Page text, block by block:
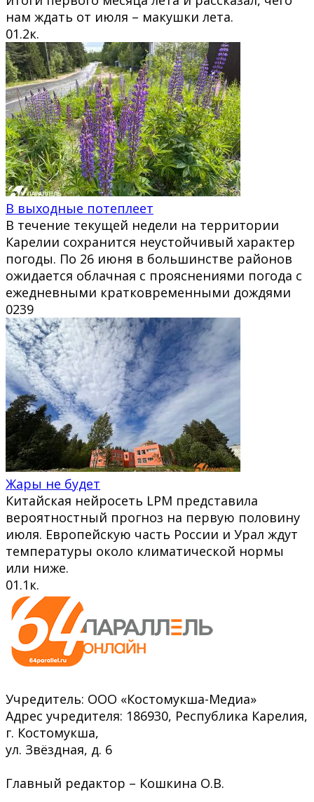
нам ждать от июля – макушки лета.
01.2к.
В выходные потеплеет
В течение текущей недели на территории
Карелии сохранится неустойчивый характер
погоды. По 26 июня в большинстве районов
ожидается облачная с прояснениями погода с
ежедневными кратковременными дождями
0239
Жары не будет
Китайская нейросеть LPM представила
вероятностный прогноз на первую половину
июля. Европейскую часть России и Урал ждут
температуры около климатической нормы
или ниже.
01.1к.
Учредитель: ООО «Костомукша-Медиа»
Адрес учредителя: 186930, Республика Карелия,
г. Костомукша,
ул. Звёздная, д. 6
Главный редактор – Кошкина О.В.